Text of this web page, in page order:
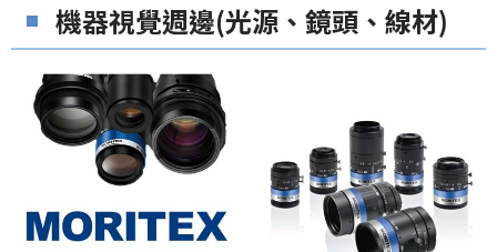
機器視覺週邊(光源、鏡頭、線材)